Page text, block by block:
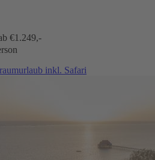
€1.249,-
inkl. Safari